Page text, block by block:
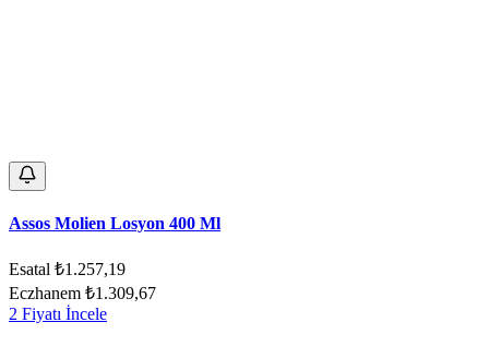
Assos Molien Losyon 400 Ml
Esatal ₺1.257,19
Eczhanem ₺1.309,67
2 Fiyatı İncele